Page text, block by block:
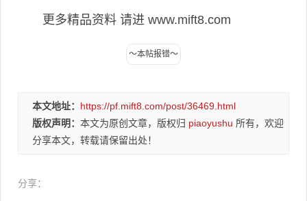
更多精品资料 请进 www.mift8.com
本文地址： https://pf.mift8.com/post/36469.html
版权声明： 本文为原创文章，版权归 piaoyushu 所有，欢迎
分享本文，转载请保留出处！
分享：